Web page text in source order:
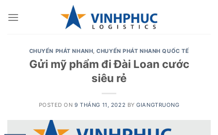
CHUYỂN PHÁT NHANH,CHUYỂN PHÁT NHANH QUỐC TẾ
Gửi mỹ phẩm đi Đài Loan cước
siêu rẻ
POSTED ON9 THÁNG 11, 2022 BYGIANGTRUONG